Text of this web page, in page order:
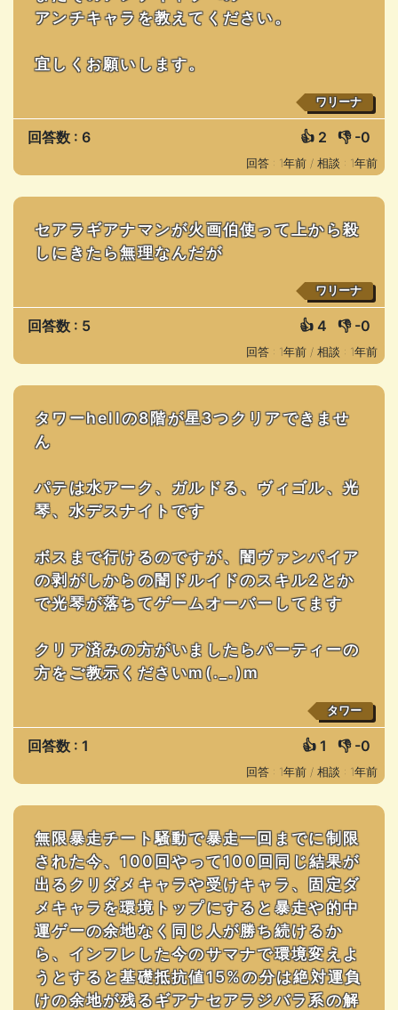
アンチキャラを教えてください。
宜しくお願いします。
ワリーナ
回答数 : 6 👍 2 👎 -0
回答 : 1年前 / 相談 : 1年前
セアラギアナマンが火画伯使って上から殺
しにきたら無理なんだが
ワリーナ
回答数 : 5 👍 4 👎 -0
回答 : 1年前 / 相談 : 1年前
タワーhellの8階が星3つクリアできませ
ん
パテは水アーク、ガルドる、ヴィゴル、光
琴、水デスナイトです
ボスまで行けるのですが、闇ヴァンパイア
の剥がしからの闇ドルイドのスキル2とか
で光琴が落ちてゲームオーバーしてます
クリア済みの方がいましたらパーティーの
方をご教示くださいm(._.)m
タワー
回答数 : 1 👍 1 👎 -0
回答 : 1年前 / 相談 : 1年前
無限暴走チート騒動で暴走一回までに制限
された今、100回やって100回同じ結果が
出るクリダメキャラや受けキャラ、固定ダ
メキャラを環境トップにすると暴走や的中
運ゲーの余地なく同じ人が勝ち続けるか
ら、インフレした今のサマナで環境変えよ
うとすると基礎抵抗値15%の分は絶対運負
けの余地が残るギアナセアラジバラ系の解